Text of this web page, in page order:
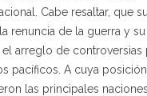
Cabe resaltar, que
renuncia de la guerra y su
el arreglo de controversias
pacíficos. A cuya
las principales